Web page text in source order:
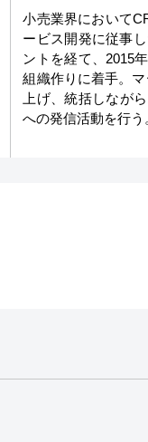
小売業界において
ービス開発に従事
ントを経て、2015
組織作りに着手。
上げ、統括しなが
への発信活動を行う